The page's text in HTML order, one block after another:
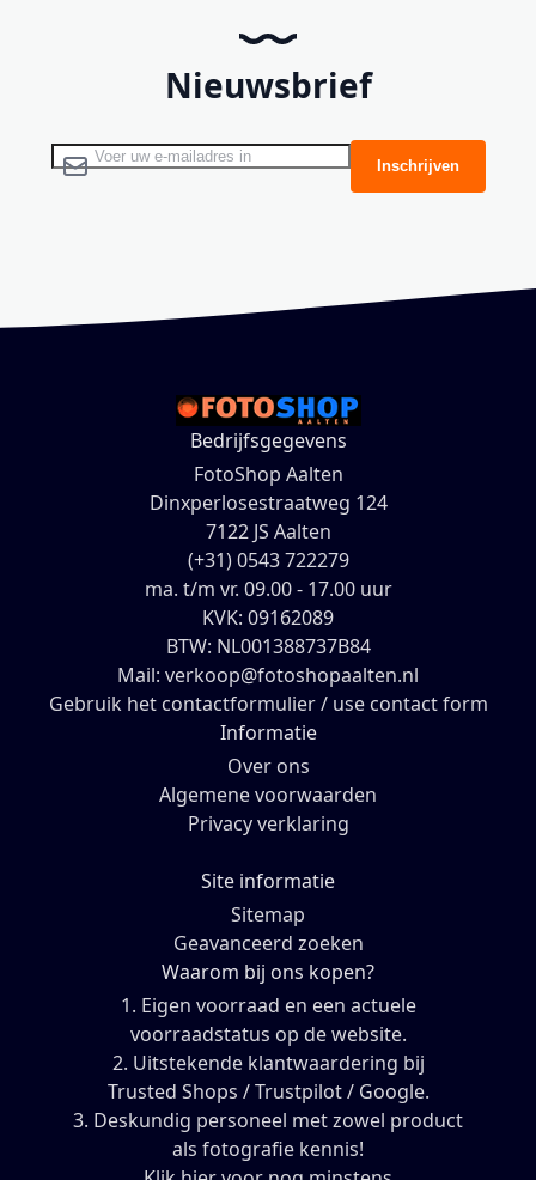
Nieuwsbrief
Abonneer u op onze nieuwsbrief Inschrijven
Bedrijfsgegevens
FotoShop Aalten
Dinxperlosestraatweg 124
7122 JS Aalten
(+31) 0543 722279
ma. t/m vr. 09.00 - 17.00 uur
KVK: 09162089
BTW: NL001388737B84
Mail: verkoop@fotoshopaalten.nl
Gebruik het contactformulier / use contact form
Informatie
Over ons
Algemene voorwaarden
Privacy verklaring
Site informatie
Sitemap
Geavanceerd zoeken
Waarom bij ons kopen?
1. Eigen voorraad en een actuele
voorraadstatus op de website.
2. Uitstekende klantwaardering bij
Trusted Shops / Trustpilot / Google.
3. Deskundig personeel met zowel product
als fotografie kennis!